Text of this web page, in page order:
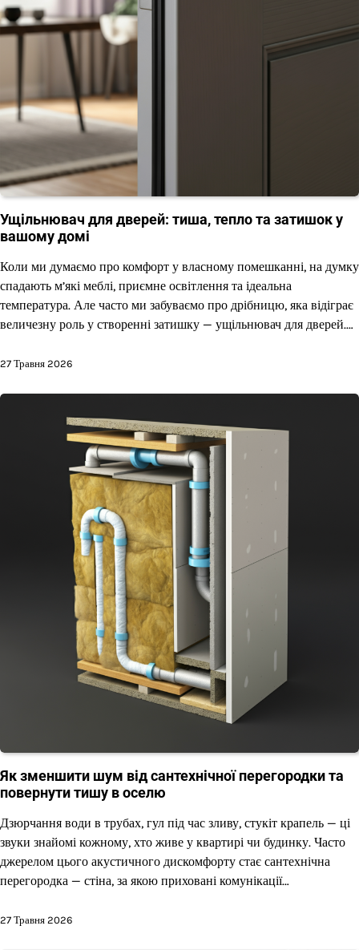
Ущільнювач для дверей: тиша, тепло та затишок у
вашому домі
Коли ми думаємо про комфорт у власному помешканні, на думку
спадають м’які меблі, приємне освітлення та ідеальна
температура. Але часто ми забуваємо про дрібницю, яка відіграє
величезну роль у створенні затишку — ущільнювач для дверей.…
27 Травня 2026
Як зменшити шум від сантехнічної перегородки та
повернути тишу в оселю
Дзюрчання води в трубах, гул під час зливу, стукіт крапель — ці
звуки знайомі кожному, хто живе у квартирі чи будинку. Часто
джерелом цього акустичного дискомфорту стає сантехнічна
перегородка — стіна, за якою приховані комунікації…
27 Травня 2026